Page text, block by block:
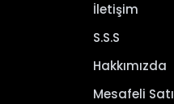
İletişim
S.S.S
Hakkımızda
Mesafeli